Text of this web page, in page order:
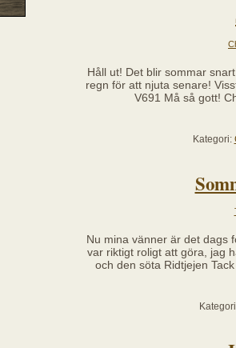
Håll ut! Det blir sommar
regn för att njuta senare!
V691 Må så gott!
Kategori:
Nu mina vänner är det dags
var riktigt roligt att göra, jag
och den söta Ridtjejen